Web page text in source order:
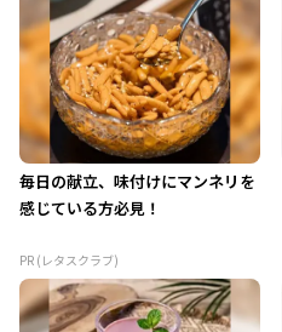
毎日の献立、味付けにマンネリを
感じている方必見！
PR (レタスクラブ)